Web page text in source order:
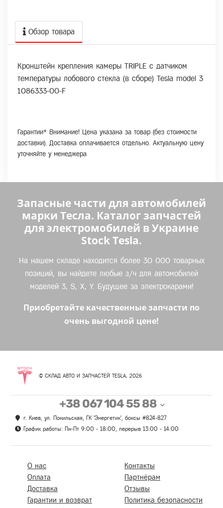
Обзор товара
Кронштейн крепления камеры TRIPLE с датчиком
температуры лобового стекла (в сборе) Tesla model 3
1086333-00-F
Гарантии* Внимание! Цена указана за товар (без стоимости
доставки). Доставка оплачивается отдельно. Актуальную цену
уточняйте у менеджера
Запасные части для автомобилей
марки Тесла. Каталог запчастей
для электромобилей в Украине
Stock Tesla.
На нашем складе находится более 30 000 товарных
позиций, вы найдете любые з/ч для автомобилей
моделей 3, S, X, Y. Будущее за электрокарами!
Приобретайте качественные запчасти по
очень выгодной цене!
© СКЛАД АВТО И ЗАПЧАСТЕЙ TESLA, 2026
+38 067 104 55 88
г. Киев, ул. Покильская, ГК 'Энергетик', боксы #824-827
График работы: Пн-Пт 9:00 - 18:00, перерыв 13:00 - 14:00
О нас
Оплата
Доставка
Гарантии и возврат
Контакты
Партнёрам
Отзывы
Политика безопасности